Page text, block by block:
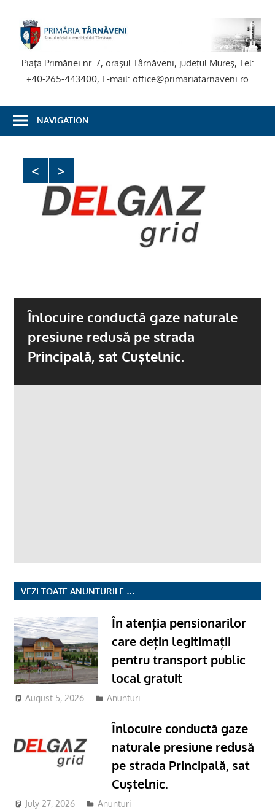
content
Piaţa Primăriei nr. 7, oraşul Târnăveni, judeţul Mureş, Tel:
+40-265-443400, E-mail: office@primariatarnaveni.ro
NAVIGATION
Înlocuire conductă gaze naturale
presiune redusă pe strada
Principală, sat Cuștelnic.
VEZI TOATE ANUNTURILE …
În atenția pensionarilor
care dețin legitimații
pentru transport public
local gratuit
August 5, 2026 Anunturi
Înlocuire conductă gaze
naturale presiune redusă
pe strada Principală, sat
Cuștelnic.
July 27, 2026 Anunturi